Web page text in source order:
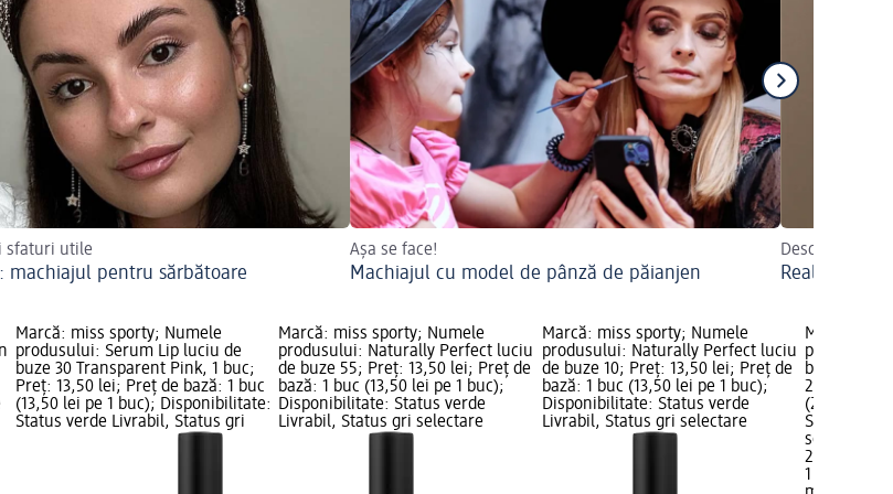
sfaturi utile
machiajul pentru sărbătoare
Așa se face!
Machiajul cu model de pânză de păianjen
Descoperiți
Realizați
Marcă: miss sporty; Numele
produsului: Serum Lip luciu de
buze 30 Transparent Pink, 1 buc;
Preț: 13,50 lei; Preț de bază: 1 buc
(13,50 lei pe 1 buc); Disponibilitate:
Status verde Livrabil, Status gri
Marcă: miss sporty; Numele
produsului: Naturally Perfect luciu
de buze 55; Preț: 13,50 lei; Preț de
bază: 1 buc (13,50 lei pe 1 buc);
Disponibilitate: Status verde
Livrabil, Status gri selectare
Marcă: miss sporty; Numele
produsului: Naturally Perfect luciu
de buze 10; Preț: 13,50 lei; Preț de
bază: 1 buc (13,50 lei pe 1 buc);
Disponibilitate: Status verde
Livrabil, Status gri selectare
Marcă:
produsului:
balsam de
20,50 lei;
(20,50 lei
Status
selectare
20,50 lei
1 buc